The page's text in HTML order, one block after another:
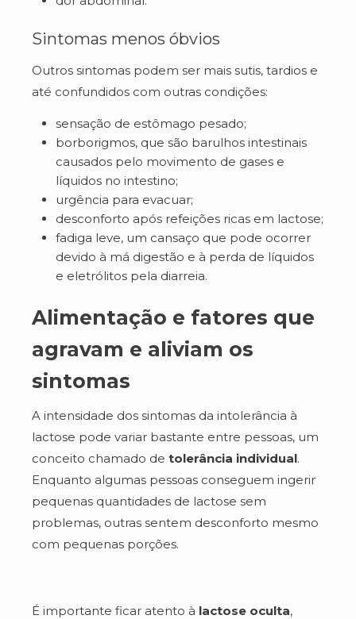
Sintomas menos óbvios
Outros sintomas podem ser mais sutis, tardios e
até confundidos com outras condições:
sensação de estômago pesado;
borborigmos, que são barulhos intestinais
causados pelo movimento de gases e
líquidos no intestino;
urgência para evacuar;
desconforto após refeições ricas em lactose;
fadiga leve, um cansaço que pode ocorrer
devido à má digestão e à perda de líquidos
e eletrólitos pela diarreia.
Alimentação e fatores que
agravam e aliviam os
sintomas
A intensidade dos sintomas da intolerância à
lactose pode variar bastante entre pessoas, um
conceito chamado de tolerância individual.
Enquanto algumas pessoas conseguem ingerir
pequenas quantidades de lactose sem
problemas, outras sentem desconforto mesmo
com pequenas porções.
É importante ficar atento à lactose oculta,